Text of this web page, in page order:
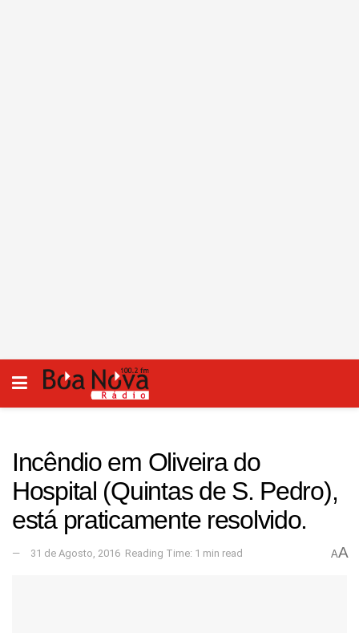
Incêndio em Oliveira do
Hospital (Quintas de S. Pedro),
está praticamente resolvido.
31 de Agosto, 2016 Reading Time: 1 min read AA